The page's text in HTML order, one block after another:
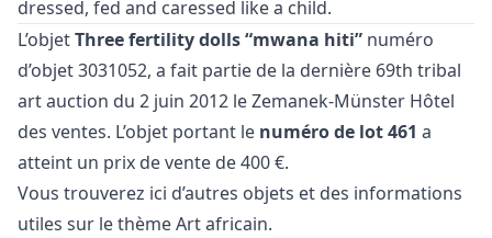
dressed, fed and caressed like a child.
L’objetThree fertility dolls “mwana hiti” numéro
d’objet 3031052, a fait partie de la dernière 69th tribal
art auction du 2 juin 2012 le Zemanek-Münster Hôtel
des ventes. L’objet portant le numéro de lot 461 a
atteint un prix de vente de 400 €.
Vous trouverez ici d’autres objets et des informations
utiles sur le thèmeArt africain.